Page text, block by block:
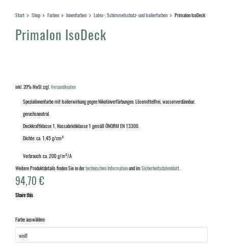
Start Shop Farben Innenfarben Latex-, Schimmelschutz- und Isolierfarben Primalon IsoDeck
Primalon IsoDeck
inkl. 20% MwStzzgl. Versandkosten
Spezialinnenfarbe mit Isolierwirkung gegen Nikotinverfärbungen. Lösemittelfrei, wasserverdünnbar,
geruchsneutral.
Deckkraftklasse 1, Nassabriebklasse 1 gemäß ÖNORM EN 13300.
Dichte: ca. 1,45 g/cm³
Verbrauch: ca. 200 g/m²/A
Weitere Produktdetails finden Sie in dertechnischen Informationund imSicherheitsdatenblatt
94,70€
Farbe auswählen:
Share this